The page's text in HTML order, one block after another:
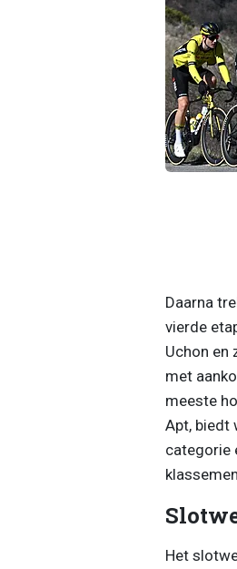
Daarna
vierde
Uchon en
met
meeste
Apt, biedt
categorie
Het